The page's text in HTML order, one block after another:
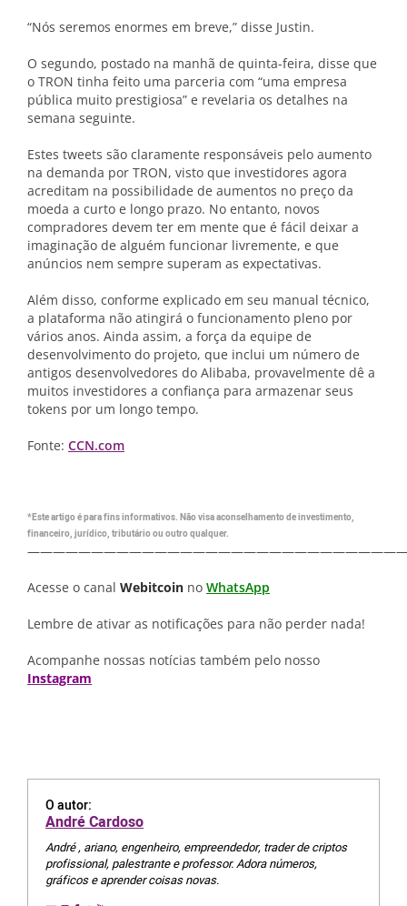
“Nós seremos enormes em breve,” disse Justin.
O segundo, postado na manhã de quinta-feira, disse que
o TRON tinha feito uma parceria com “uma empresa
pública muito prestigiosa” e revelaria os detalhes na
semana seguinte.
Estes tweets são claramente responsáveis pelo aumento
na demanda por TRON, visto que investidores agora
acreditam na possibilidade de aumentos no preço da
moeda a curto e longo prazo. No entanto, novos
compradores devem ter em mente que é fácil deixar a
imaginação de alguém funcionar livremente, e que
anúncios nem sempre superam as expectativas.
Além disso, conforme explicado em seu manual técnico,
a plataforma não atingirá o funcionamento pleno por
vários anos. Ainda assim, a força da equipe de
desenvolvimento do projeto, que inclui um número de
antigos desenvolvedores do Alibaba, provavelmente dê a
muitos investidores a confiança para armazenar seus
tokens por um longo tempo.
Fonte: CCN.com
*Este artigo é para fins informativos. Não visa aconselhamento de investimento,
financeiro, jurídico, tributário ou outro qualquer.
Acesse o canal Webitcoin no WhatsApp
Lembre de ativar as notificações para não perder nada!
Acompanhe nossas notícias também pelo nosso
Instagram
O autor:
André Cardoso
André , ariano, engenheiro, empreendedor, trader de criptos
profissional, palestrante e professor. Adora números,
gráficos e aprender coisas novas.